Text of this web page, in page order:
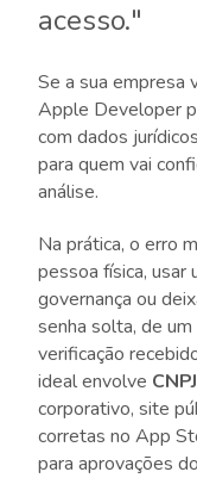
acesso."
Se a sua empresa
Apple Developer
com dados
para quem vai
análise.
Na prática, o erro
pessoa física,
governança ou
senha solta, de
verificação
ideal envolve CNPJ
corporativo, site
corretas no App
para aprovações